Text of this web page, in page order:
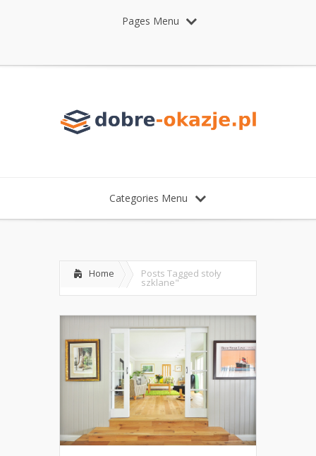
Pages Menu
Categories Menu
Home Posts Tagged stoły
szklane"